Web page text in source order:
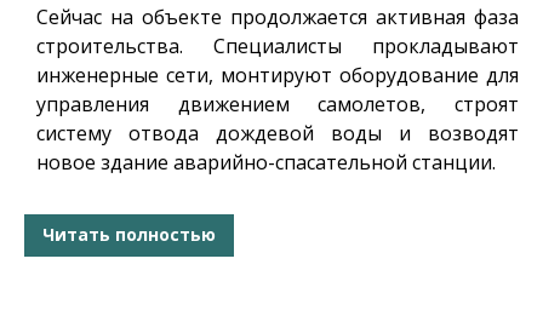
Сейчас на объекте продолжается активная фаза
строительства. Специалисты прокладывают
инженерные сети, монтируют оборудование для
управления движением самолетов, строят
систему отвода дождевой воды и возводят
новое здание аварийно-спасательной станции.
Читать полностью